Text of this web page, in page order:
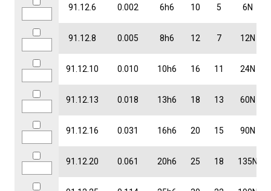
91.12.6 0.002 6h6 10 5 6N
91.12.8 0.005 8h6 12 7 12N
91.12.10 0.010 10h6 16 11 24N
91.12.13 0.018 13h6 18 13 60N
91.12.16 0.031 16h6 20 15 90N
91.12.20 0.061 20h6 25 18 135N